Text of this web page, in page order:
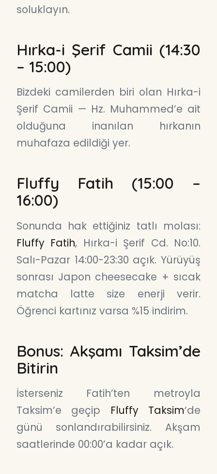
soluklayın.
Hırka-i Şerif Camii (14:30
– 15:00)
Bizdeki camilerden biri olan Hırka-i
Şerif Camii — Hz. Muhammed’e ait
olduğuna inanılan hırkanın
muhafaza edildiği yer.
Fluffy Fatih (15:00 –
16:00)
Sonunda hak ettiğiniz tatlı molası:
Fluffy Fatih, Hırka-i Şerif Cd. No:10.
Salı-Pazar 14:00-23:30 açık. Yürüyüş
sonrası Japon cheesecake + sıcak
matcha latte size enerji verir.
Öğrenci kartınız varsa %15 indirim.
Bonus: Akşamı Taksim’de
Bitirin
İsterseniz Fatih’ten metroyla
Taksim’e geçip Fluffy Taksim‘de
günü sonlandırabilirsiniz. Akşam
saatlerinde 00:00’a kadar açık.